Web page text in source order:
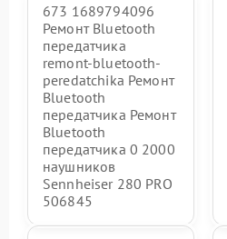
673 1689794096
Ремонт Bluetooth
передатчика
remont-bluetooth-
peredatchika Ремонт
Bluetooth
передатчика Ремонт
Bluetooth
передатчика 0 2000
наушников
Sennheiser 280 PRO
506845